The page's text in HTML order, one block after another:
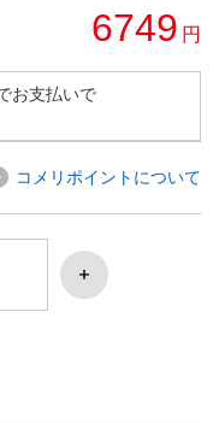
6749 円
お支払いで
コメリポイントについて